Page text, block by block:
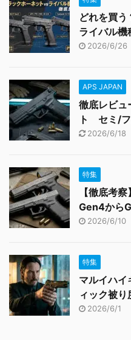
どれを買
ライバル機
2026/6/26
APS JAPAN
徹底レビュ
ト セミ/
2026/6/18
特集
【徹底考
Gen4から
2026/6/10
特集
マルイハ
ィック被り
2026/6/1